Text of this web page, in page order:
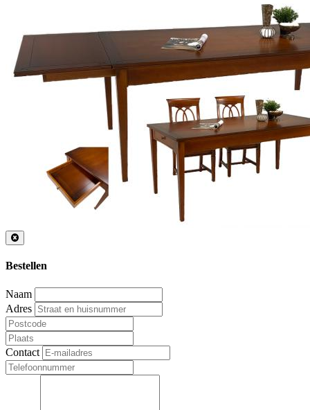
Bestellen
Naam
Adres
Contact